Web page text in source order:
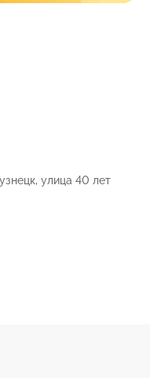
улица 40 лет